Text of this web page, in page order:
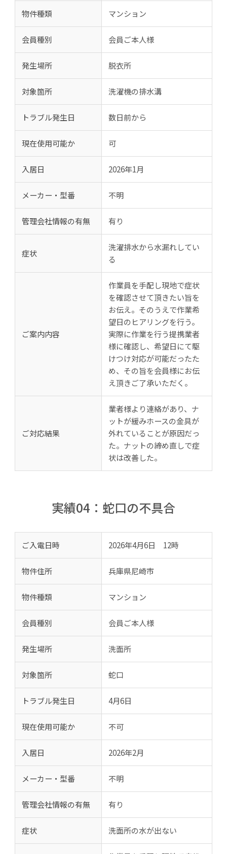
物件種類 マンション
会員種別 会員ご本人様
発生場所 脱衣所
対象箇所 洗濯機の排水溝
トラブル発生日 数日前から
現在使用可能か 可
入居日 2026年1月
メーカー・型番 不明
管理会社情報の有無 有り
症状
洗濯排水から水漏れしてい
る
ご案内内容
作業員を手配し現地で症状
を確認させて頂きたい旨を
お伝え。そのうえで作業希
望日のヒアリングを行う。
実際に作業を行う提携業者
様に確認し、希望日にて駆
けつけ対応が可能だったた
め、その旨を会員様にお伝
え頂きご了承いただく。
ご対応結果
業者様より連絡があり、ナ
ットが緩みホースの金具が
外れていることが原因だっ
た。ナットの締め直しで症
状は改善した。
実績04：蛇口の不具合
ご入電日時 2026年4月6日 12時
物件住所 兵庫県尼崎市
物件種類 マンション
会員種別 会員ご本人様
発生場所 洗面所
対象箇所 蛇口
トラブル発生日 4月6日
現在使用可能か 不可
入居日 2026年2月
メーカー・型番 不明
管理会社情報の有無 有り
症状 洗面所の水が出ない